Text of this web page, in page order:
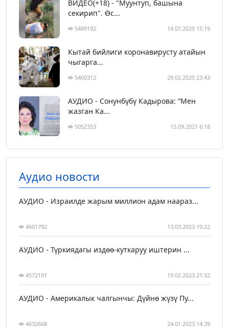
ВИДЕО(+18) - "Муунтуп, башына
секирип". Өс...
5489192 14.07.2020 15:19
Кытай бийлиги коронавирусту атайын
чыгарга...
5400312 29.02.2020 23:43
АУДИО - Сонунбүбү Кадырова: “Мен
жазган Ка...
5052353 15.09.2021 6:18
Аудио новости
АУДИО - Израилде жарым миллион адам наараз...
4601792 13.03.2023 19:22
АУДИО - Түркиядагы издөө-куткаруу иштерин ...
4572191 19.02.2023 21:32
АУДИО - Америкалык чалгынчы: Дүйнө жүзү Пу...
4632668 24.01.2023 14:39